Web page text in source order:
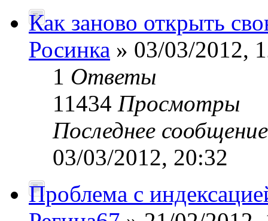
Как заново открыть
Росинка » 03/03/2012,
1 Ответы
11434 Просмотры
Последнее
03/03/2012, 20:32
Проблема с